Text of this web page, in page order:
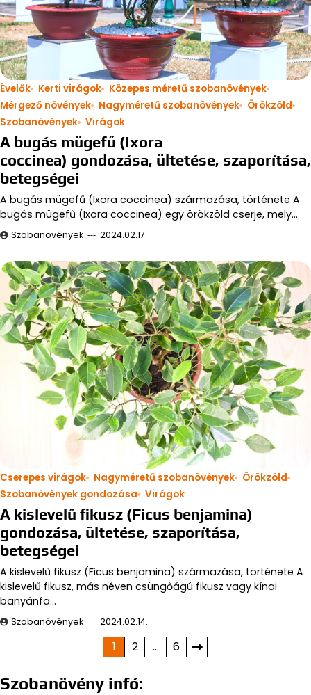
Évelők Kerti virágok
Közepes méretű szobanövények
Mérgező növények
Nagyméretű szobanövények
Örökzöld
Szobanövények Virágok
A bugás mügefű (Ixora
coccinea) gondozása, ültetése, szaporítása,
betegségei
A bugás mügefű (Ixora coccinea) származása, története A
bugás mügefű (Ixora coccinea) egy örökzöld cserje, mely…
Szobanövények 2024.02.17.
Cserepes virágok Nagyméretű szobanövények
Örökzöld
Szobanövények gondozása
Virágok
A kislevelű fikusz (Ficus benjamina)
gondozása, ültetése, szaporítása,
betegségei
A kislevelű fikusz (Ficus benjamina) származása, története A
kislevelű fikusz, más néven csüngőágú fikusz vagy kínai
banyánfa…
Szobanövények 2024.02.14.
lapozása
1 2 … 6
Szobanövény infó: